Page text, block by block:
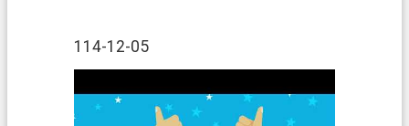
114-12-05